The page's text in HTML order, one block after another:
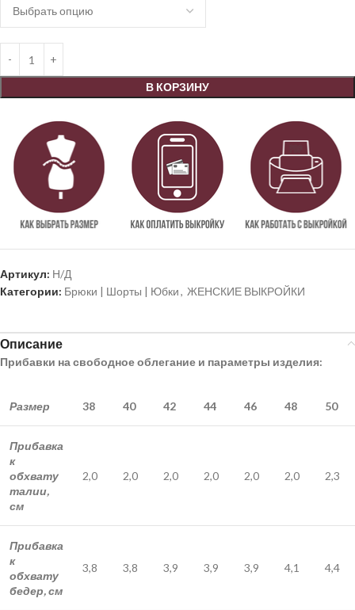
В КОРЗИНУ
Артикул: Н/Д
Категории: Брюки | Шорты | Юбки, ЖЕНСКИЕ ВЫКРОЙКИ
Описание
Прибавки на свободное облегание и параметры изделия:
Размер 38 40 42 44 46 48 50
Прибавка
к
обхвату
талии,
см
2,0 2,0 2,0 2,0 2,0 2,0 2,3
Прибавка
к
обхвату
бедер, см
3,8 3,8 3,9 3,9 3,9 4,1 4,4